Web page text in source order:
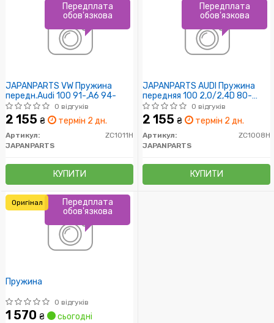
JAPANPARTS VW Пружина
передн.Audi 100 91-,A6 94-
0 відгуків
2 155 ₴ термін 2 дн.
Артикул:
ZC1011H
JAPANPARTS
КУПИТИ
Передплата
обов'язкова
JAPANPARTS AUDI Пружина
передняя 100 2,0/2,4D 80-
11/90
0 відгуків
2 155 ₴ термін 2 дн.
Артикул:
ZC1008H
JAPANPARTS
КУПИТИ
Передплата
обов'язкова
Пружина
0 відгуків
1 570 ₴
сьогодні
Передплата
обов'язкова
Оригінал